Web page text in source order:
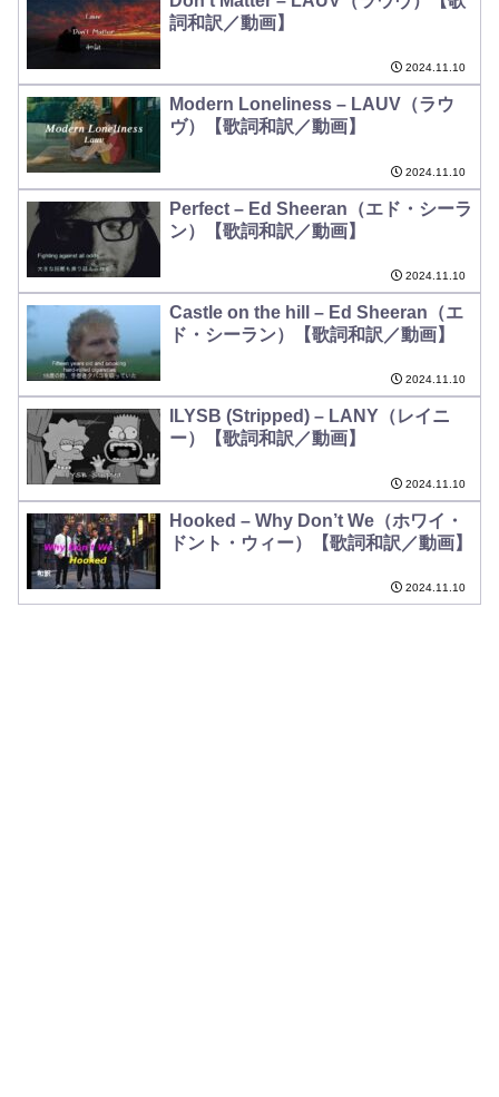
詞和訳／動画】
2024.11.10
Modern Loneliness – LAUV（ラウ
ヴ）【歌詞和訳／動画】
2024.11.10
Perfect – Ed Sheeran（エド・シーラ
ン）【歌詞和訳／動画】
2024.11.10
Castle on the hill – Ed Sheeran（エ
ド・シーラン）【歌詞和訳／動画】
2024.11.10
ILYSB (Stripped) – LANY（レイニ
ー）【歌詞和訳／動画】
2024.11.10
Hooked – Why Don’t We（ホワイ・
ドント・ウィー）【歌詞和訳／動画】
2024.11.10